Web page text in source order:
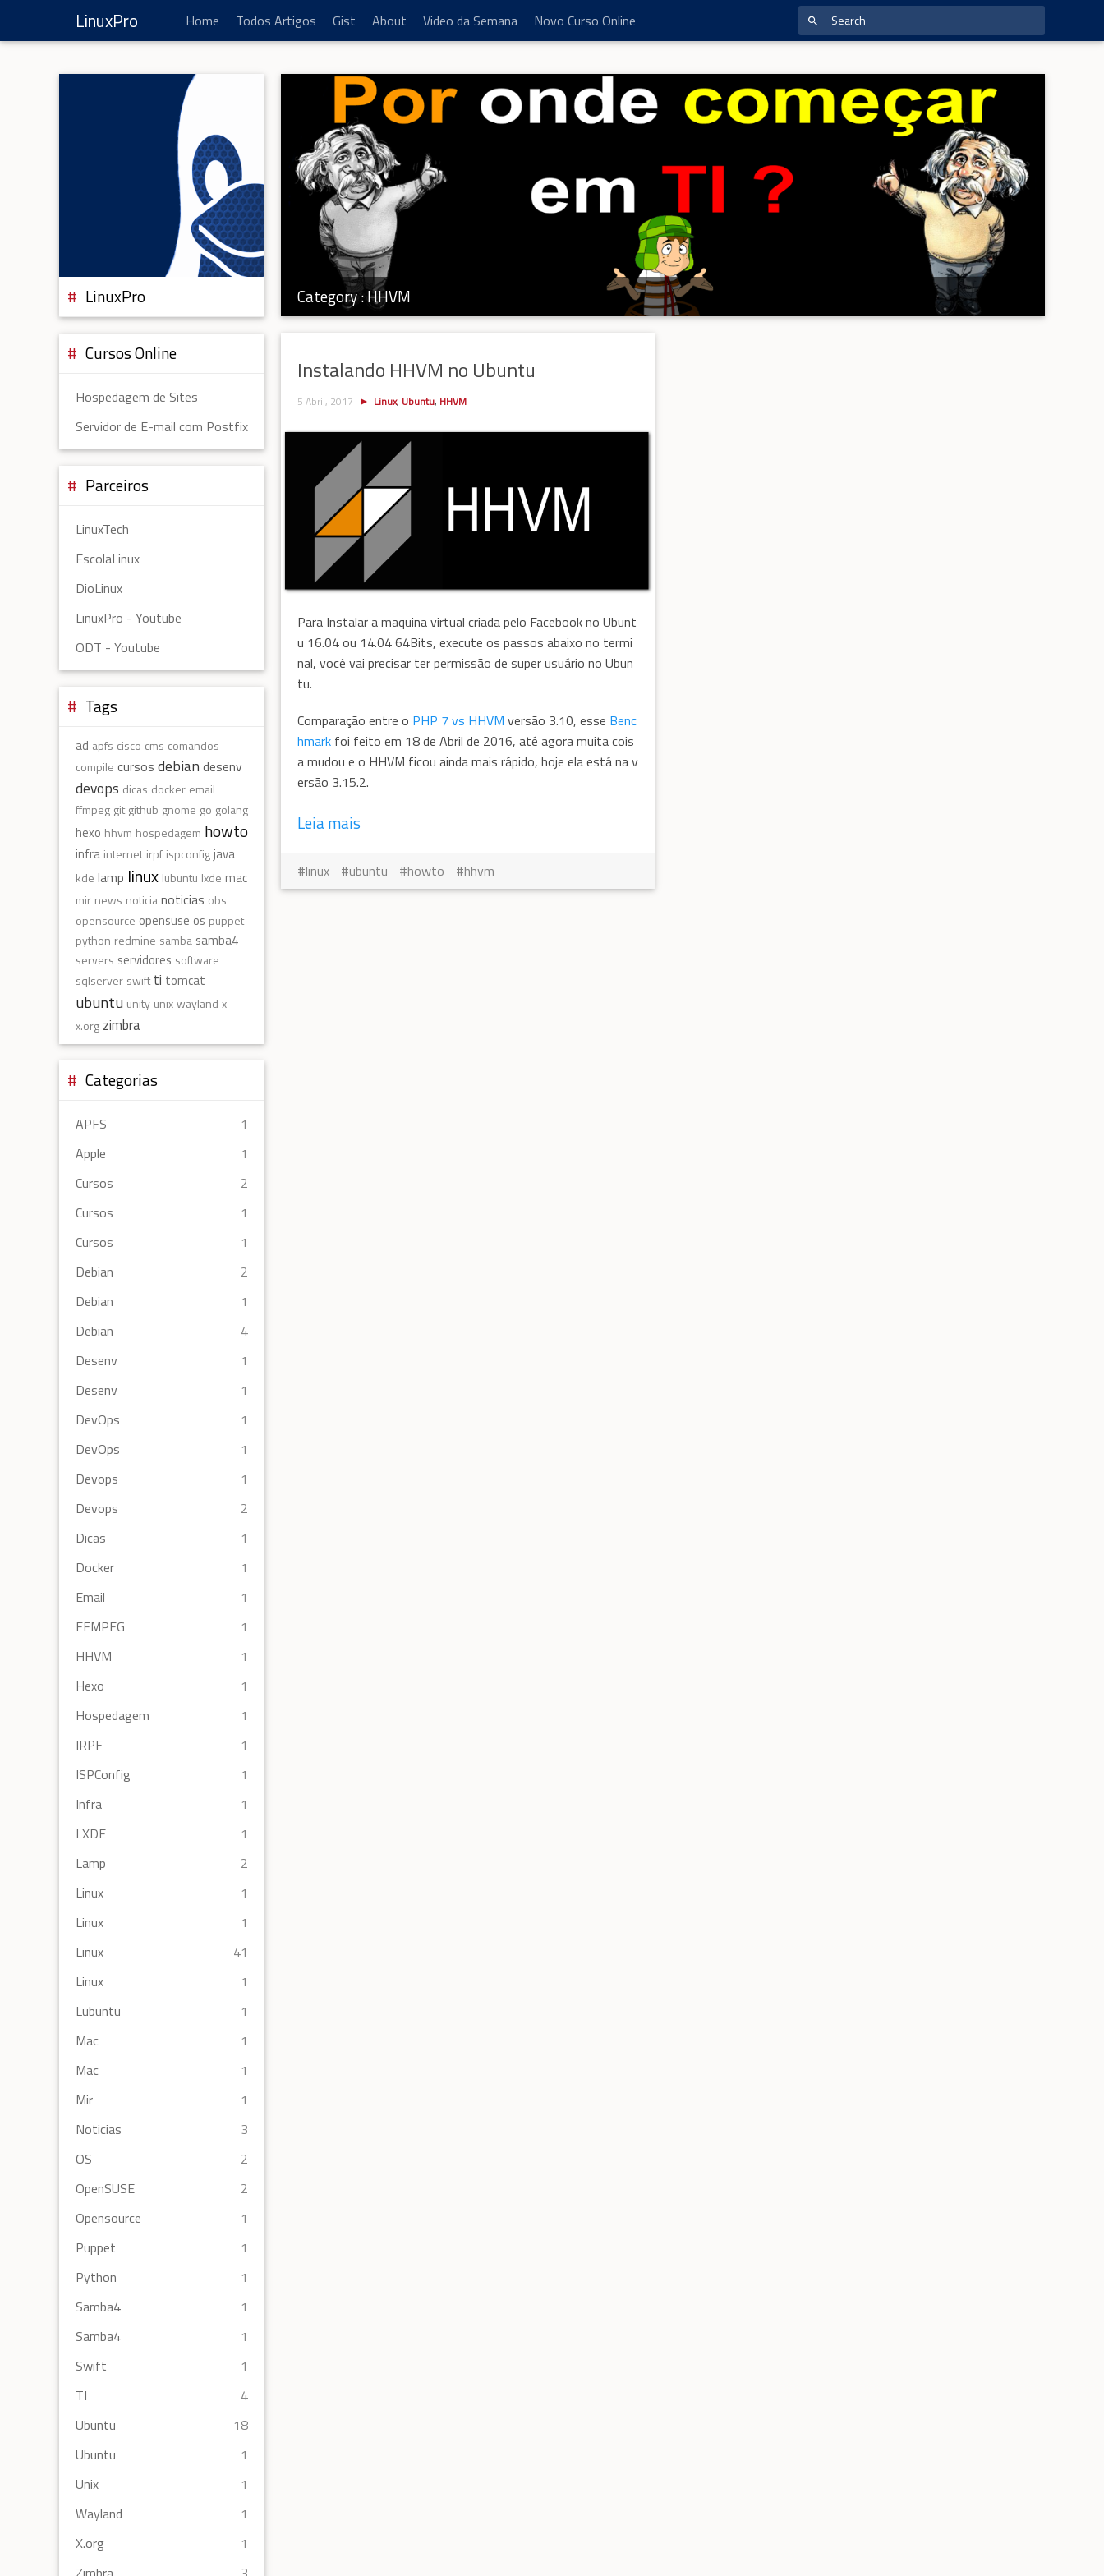
LinuxPro Home Todos Artigos Gist About Video da Semana Novo Curso Online
LinuxPro
Cursos Online
Hospedagem de Sites
Servidor de E-mail com Postfix
Parceiros
LinuxTech
EscolaLinux
DioLinux
LinuxPro - Youtube
ODT - Youtube
Tags
ad apfs cisco cms comandos
compile cursos debian desenv
devops dicas docker email
ffmpeg git github gnome go golang
hexo hhvm hospedagem howto
infra internet irpf ispconfigjava
kde lamp linux lubuntu lxde mac
mir news noticianoticias obs
opensource opensuse os puppet
python redmine samba samba4
servers servidores software
sqlserver swift ti tomcat
ubuntu unity unixwayland x
x.org zimbra
Categorias
APFS
1
Apple
1
Cursos
2
Cursos
1
Cursos
1
Debian
2
Debian
1
Debian
4
Desenv
1
Desenv
1
DevOps
1
DevOps
1
Devops
1
Devops
2
Dicas
1
Docker
1
Email
1
FFMPEG
1
HHVM
1
Hexo
1
Hospedagem
1
IRPF
1
ISPConfig
1
Infra
1
LXDE
1
Lamp
2
Linux
1
Linux
1
Linux
41
Linux
1
Lubuntu
1
Mac
1
Mac
1
Mir
1
Noticias
3
OS
2
OpenSUSE
2
Opensource
1
Puppet
1
Python
1
Samba4
1
Samba4
1
Swift
1
TI
4
Ubuntu
18
Ubuntu
1
Unix
1
Wayland
1
X.org
1
Category :HHVM
Instalando HHVM no Ubuntu
5 Abril, 2017 Linux, Ubuntu, HHVM
Para Instalar a maquina virtual criada pelo Facebook no Ubunt
u 16.04 ou 14.04 64Bits, execute os passos abaixo no termi
nal, você vai precisar ter permissão de super usuário no Ubun
tu.
Comparação entre o PHP 7 vs HHVM versão 3.10, esse Benc
hmark foi feito em 18 de Abril de 2016, até agora muita cois
a mudou e o HHVM ficou ainda mais rápido, hoje ela está na v
ersão 3.15.2.
Leia mais
linux ubuntu howto hhvm